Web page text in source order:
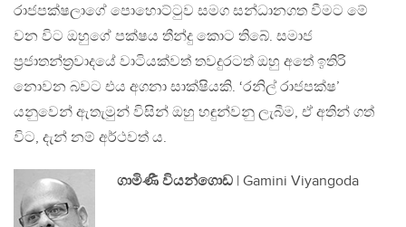
රාජපක්ෂලාගේ පොහොට්ටුව සමග සන්ධානගත වීමට මේ
වන විට ඔහුගේ පක්ෂය තීන්දු කොට තිබේ. සමාජ
ප්‍රජාතන්ත්‍රවාදයේ වාටියක්වත් තවදුරටත් ඔහු අතේ ඉතිරි
නොවන බවට එය අගනා සාක්ෂියකි. ‘රනිල් රාජපක්ෂ’
යනුවෙන් ඇතැමුන් විසින් ඔහු හඳුන්වනු ලැබීම, ඒ අතින් ගත්
විට, දැන් නම් අර්ථවත් ය.
ගාමිණී වියන්ගොඩ | Gamini Viyangoda